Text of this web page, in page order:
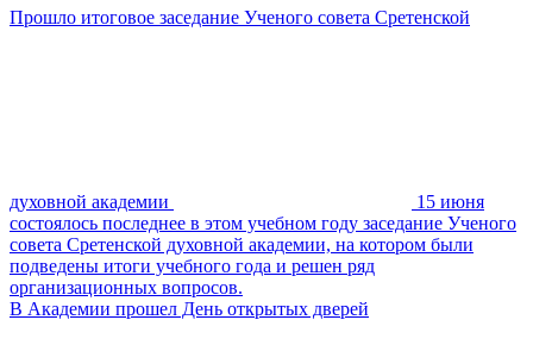
Прошло итоговое заседание Ученого совета Сретенской
духовной академии
15 июня
состоялось последнее в этом учебном году заседание Ученого
совета Сретенской духовной академии, на котором были
подведены итоги учебного года и решен ряд
организационных вопросов.
В Академии прошел День открытых дверей